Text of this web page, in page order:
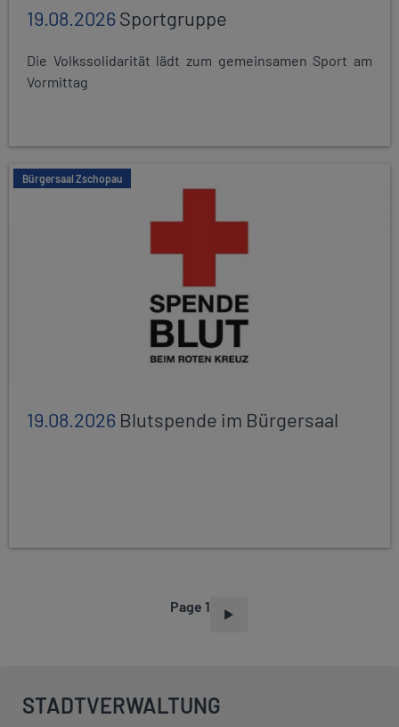
19.08.2026Sportgruppe
Die Volkssolidarität lädt zum gemeinsamen Sport am
Vormittag
Bürgersaal Zschopau
19.08.2026 Blutspende im Bürgersaal
Page 1
STADTVERWALTUNG